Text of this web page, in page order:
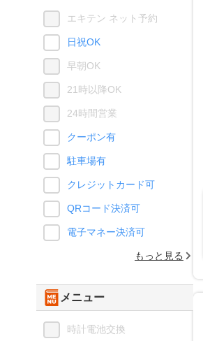
エキテン ネット予約
日祝OK
早朝OK
21時以降OK
24時間営業
クーポン有
駐車場有
クレジットカード可
QRコード決済可
電子マネー決済可
もっと見る
メニュー
時計電池交換